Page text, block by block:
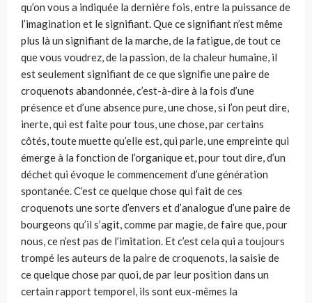
qu’on vous a indiquée la dernière fois, entre la puissance de
l’imagination et le signifiant. Que ce signifiant n’est même
plus là un signifiant de la marche, de la fatigue, de tout ce
que vous voudrez, de la passion, de la chaleur humaine, il
est seu­lement signifiant de ce que signifie une paire de
croquenots abandonnée, c’est-à-dire à la fois d’une
présence et d’une absence pure, une chose, si l’on peut dire,
inerte, qui est faite pour tous, une chose, par certains
côtés, toute muette qu’elle est, qui parle, une empreinte qui
émerge à la fonction de l’organique et, pour tout dire, d’un
déchet qui évoque le commence­ment d’une génération
spontanée. C’est ce quelque chose qui fait de ces
croquenots une sorte d’envers et d’analogue d’une paire de
bourgeons qu’il s’agit, comme par magie, de faire que, pour
nous, ce n’est pas de l’imitation. Et c’est cela qui a toujours
trompé les auteurs de la paire de croquenots, la saisie de
ce quelque chose par quoi, de par leur position dans un
certain rapport temporel, ils sont eux-mêmes la